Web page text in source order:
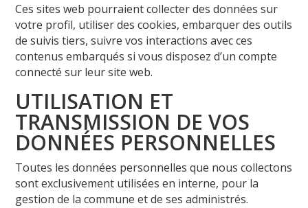
Ces sites web pourraient collecter des données sur
votre profil, utiliser des cookies, embarquer des outils
de suivis tiers, suivre vos interactions avec ces
contenus embarqués si vous disposez d’un compte
connecté sur leur site web.
UTILISATION ET
TRANSMISSION DE VOS
DONNÉES PERSONNELLES
Toutes les données personnelles que nous collectons
sont exclusivement utilisées en interne, pour la
gestion de la commune et de ses administrés.